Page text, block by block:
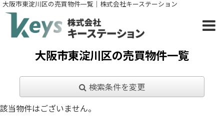
大阪市東淀川区の売買物件一覧｜株式会社キーステーション
大阪市東淀川区の売買物件一覧
検索条件を変更
該当物件はございません。